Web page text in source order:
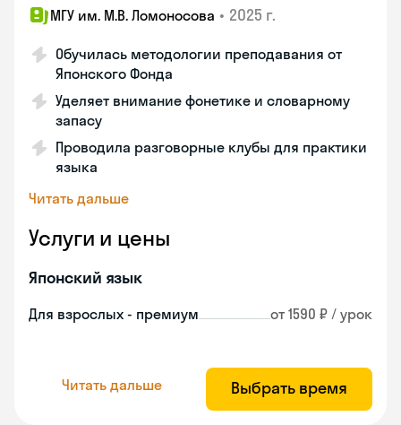
МГУ им. М.В. Ломоносова • 2025 г.
Обучилась методологии преподавания от
Японского Фонда
Уделяет внимание фонетике и словарному
запасу
Проводила разговорные клубы для практики
языка
Читать дальше
Услуги и цены
Японский язык
Для взрослых - премиум от 1590 ₽ / урок
Читать дальше Выбрать время